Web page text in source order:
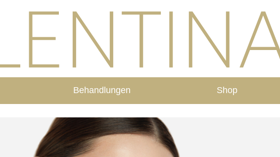
Behandlungen Shop